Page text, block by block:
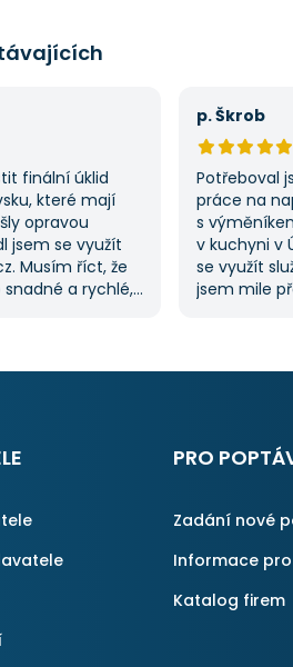
finální úklid
které mají
opravou
jsem se využít
Musím říct, že
a rychlé,
tuto výhodu
proběhlo
p. Škrob
Potřeboval
práce na
s
v kuchyni v
se využít
jsem mile
moje
další
PRO
Zadání nové
Informace
Katalog firem